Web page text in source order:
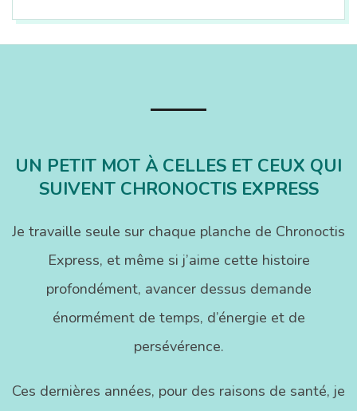
UN PETIT MOT À CELLES ET CEUX QUI
SUIVENT CHRONOCTIS EXPRESS
Je travaille seule sur chaque planche de Chronoctis
Express, et même si j’aime cette histoire
profondément, avancer dessus demande
énormément de temps, d’énergie et de
persévérence.
Ces dernières années, pour des raisons de santé, je